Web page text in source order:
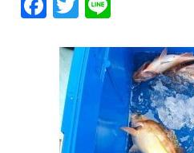
e
b
o
ok
tt
er